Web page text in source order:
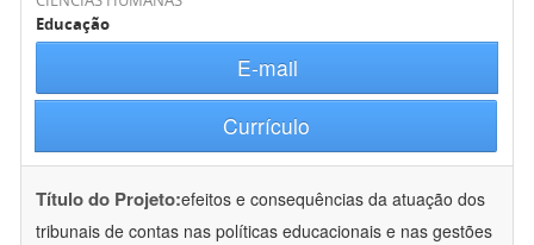
Educação
E-mail
Currículo
Título do Projeto:efeitos e consequências da atuação dos
tribunais de contas nas políticas educacionais e nas gestões